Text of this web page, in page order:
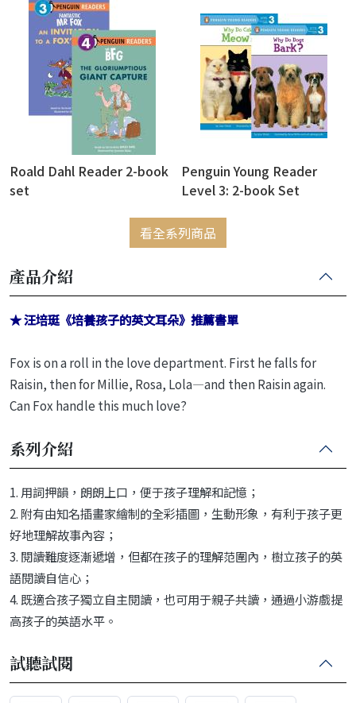
Roald Dahl Reader 2-book
set
Penguin Young Reader
Level 3: 2-book Set
看全系列商品
產品介紹
★ 汪培珽《培養孩子的英文耳朵》推薦書單
Fox is on a roll in the love department. First he falls for
Raisin, then for Millie, Rosa, Lola—and then Raisin again.
Can Fox handle this much love?
系列介紹
1. 用詞押韻，朗朗上口，便于孩子理解和記憶；
2. 附有由知名插畫家繪制的全彩插圖，生動形象，有利于孩子更
好地理解故事內容；
3. 閱讀難度逐漸遞增，但都在孩子的理解范圍內，樹立孩子的英
語閱讀自信心；
4. 既適合孩子獨立自主閱讀，也可用于親子共讀，通過小游戲提
高孩子的英語水平。
試聽試閱